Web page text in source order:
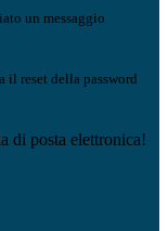
un messaggio
il reset della password
di posta elettronica!